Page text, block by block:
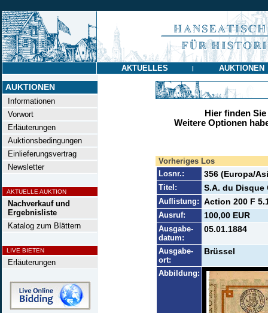
AKTUELLES | AUKTIONEN
AUKTIONEN
Informationen
Vorwort
Erläuterungen
Auktionsbedingungen
Einlieferungsvertrag
Newsletter
AKTUELLE AUKTION
Nachverkauf und
Ergebnisliste
Katalog zum Blättern
LIVE BIETEN
Erläuterungen
Hier finden
Weitere Optionen
Vorheriges Los
Losnr.:
356 (Europa/
Titel: S.A. du Disque
Auflistung: Action 200 F
Ausruf: 100,00 EUR
Ausgabe-
datum:
05.01.1884
Ausgabe-
ort:
Brüssel
Abbildung: